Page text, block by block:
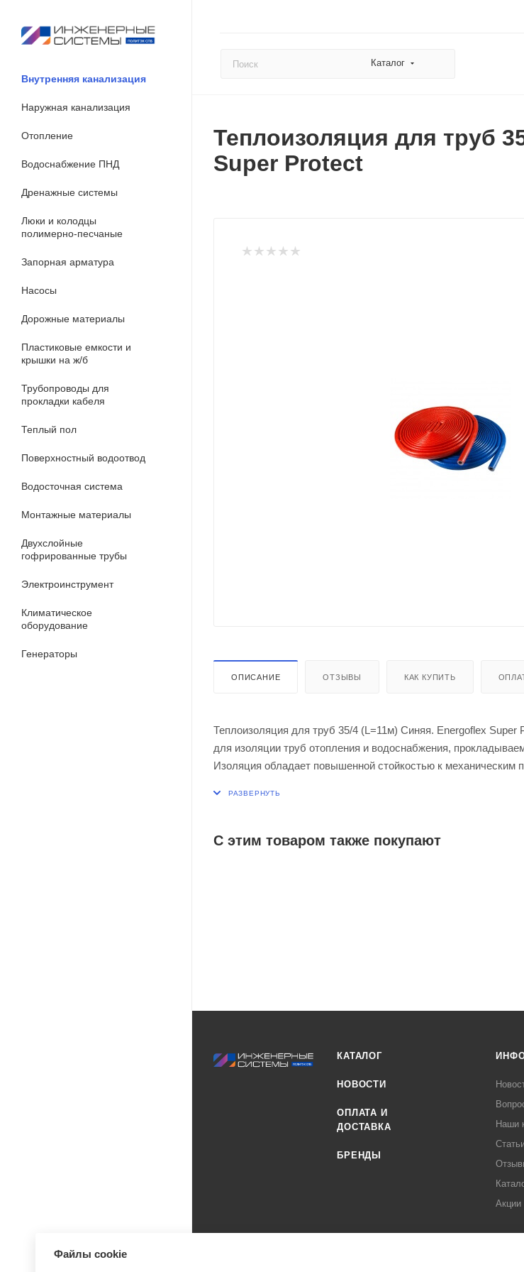
Каталог
Внутренняя канализация
Наружная канализация
Отопление
Водоснабжение ПНД
Дренажные системы
Люки и колодцы
полимерно-песчаные
Запорная арматура
Насосы
Дорожные материалы
Пластиковые емкости и
крышки на ж/б
Трубопроводы для
прокладки кабеля
Теплый пол
Поверхностный водоотвод
Водосточная система
Монтажные материалы
Двухслойные
гофрированные трубы
Электроинструмент
Климатическое
оборудование
Генераторы
Теплоизоляция для труб
Super Protect
ОПИСАНИЕ ОТЗЫВЫ КАК КУПИТЬ
Теплоизоляция для труб 35/4 (L=11м) Синяя. Energoflex Super
для изоляции труб отопления и водоснабжения,
Изоляция обладает повышенной стойкостью к механическим
тепловое расширение труб.
С этим товаром также покупают
КАТАЛОГ
НОВОСТИ
ОПЛАТА И
ДОСТАВКА
БРЕНДЫ
Наши
Акции
Файлы cookie